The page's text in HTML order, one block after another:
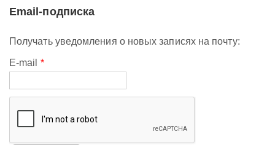
Email-подписка
Получать уведомления о новых записях на почту:
E-mail *